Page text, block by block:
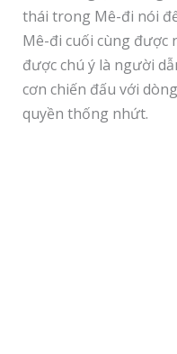
thái trong Mê-đi nói
Mê-đi cuối cùng được
được chú ý là người
cơn chiến đấu với
quyền thống nhứt.